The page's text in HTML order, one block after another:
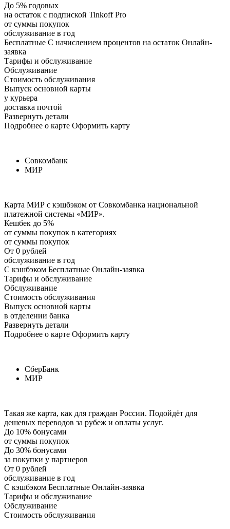
До 5% годовых
на остаток с подпиской Tinkoff Pro
от суммы покупок
обслуживание в год
Бесплатные С начислением процентов на остаток Онлайн-
заявка
Тарифы и обслуживание
Обслуживание
Стоимость обслуживания
Выпуск основной карты
у курьера
доставка почтой
Развернуть детали
Подробнее о карте Оформить карту
Совкомбанк
МИР
Карта МИР с кэшбэком от Совкомбанка национальной
платежной системы «МИР».
Кешбек до 5%
от суммы покупок в категориях
от суммы покупок
От 0 рублей
обслуживание в год
С кэшбэком Бесплатные Онлайн-заявка
Тарифы и обслуживание
Обслуживание
Стоимость обслуживания
Выпуск основной карты
в отделении банка
Развернуть детали
Подробнее о карте Оформить карту
СберБанк
МИР
Такая же карта, как для граждан России. Подойдёт для
дешевых переводов за рубеж и оплаты услуг.
До 10% бонусами
от суммы покупок
До 30% бонусами
за покупки у партнеров
От 0 рублей
обслуживание в год
С кэшбэком Бесплатные Онлайн-заявка
Тарифы и обслуживание
Обслуживание
Стоимость обслуживания